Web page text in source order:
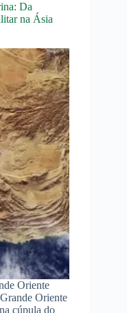
Da
na Ásia
Oriente
Oriente
cúpula do